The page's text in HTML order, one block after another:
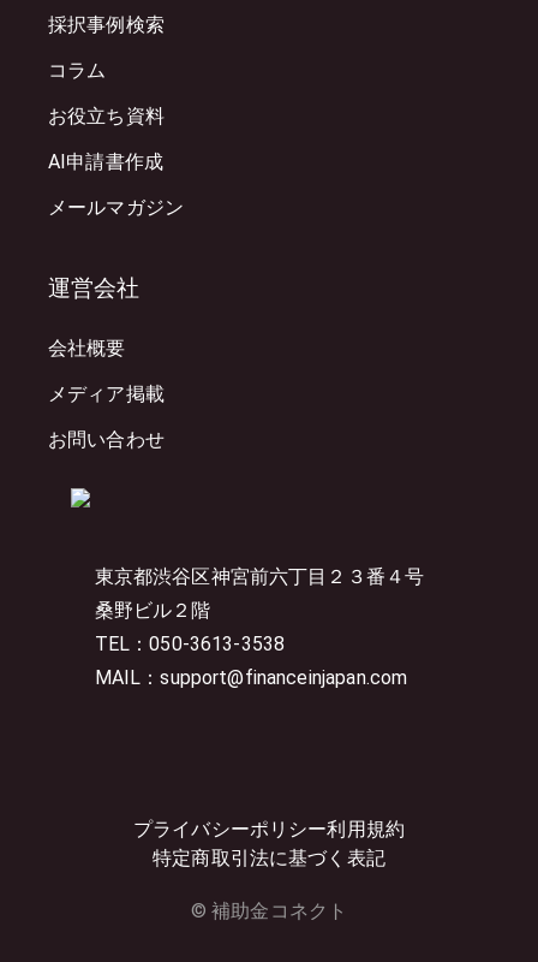
東京都渋谷区神宮前六丁目２３番４号
桑野ビル２階
TEL：050-3613-3538
MAIL：support@financeinjapan.com
プライバシーポリシー利用規約
特定商取引法に基づく表記
© 補助金コネクト
採択事例検索
コラム
お役立ち資料
AI申請書作成
メールマガジン
運営会社
会社概要
メディア掲載
お問い合わせ